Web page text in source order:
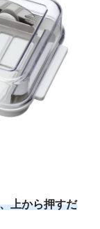
上から押すだ